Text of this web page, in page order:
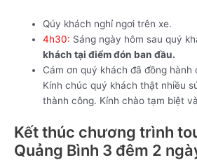
Qúy khách nghỉ ngơi trên xe.
4h30: Sáng ngày hôm sau quý
khách tại điểm đón ban đầu.
Cám ơn quý khách đã đồng hành
Kính chúc quý khách thật nhiều
thành công. Kính chào tạm biệt
Kết thúc chương trình
Quảng Bình 3 đêm 2